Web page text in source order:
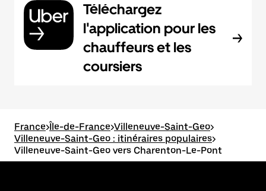
Téléchargez
l'application pour les
chauffeurs et les
coursiers
France>Île-de-France>Villeneuve-Saint-Geo>
Villeneuve-Saint-Geo : itinéraires populaires>
Villeneuve-Saint-Geo vers Charenton-Le-Pont